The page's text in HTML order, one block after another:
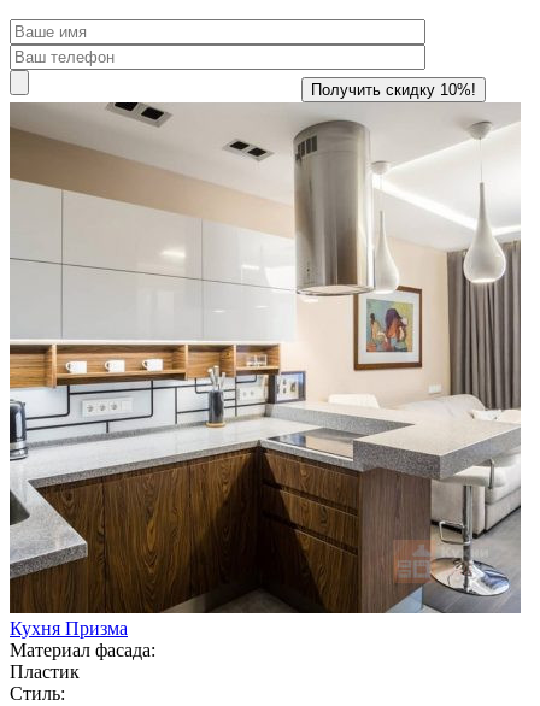
Кухня Призма
Материал фасада:
Пластик
Стиль: